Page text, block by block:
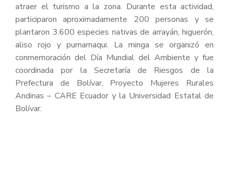
atraer el turismo a la zona. Durante esta actividad,
participaron aproximadamente 200 personas y se
plantaron 3.600 especies nativas de arrayán, higuerón,
aliso rojo y pumamaqui. La minga se organizó en
conmemoración del Día Mundial del Ambiente y fue
coordinada por la Secretaría de Riesgos de la
Prefectura de Bolívar, Proyecto Mujeres Rurales
Andinas – CARE Ecuador y la Universidad Estatal de
Bolívar.